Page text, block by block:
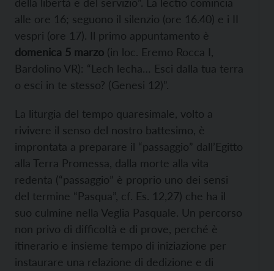
alle ore 16; seguono il silenzio (ore 16.40) e i II
vespri (ore 17). Il primo appuntamento è
domenica 5 marzo (in loc. Eremo Rocca I,
Bardolino VR): “Lech lecha… Esci dalla tua terra
o esci in te stesso? (Genesi 12)”.
La liturgia del tempo quaresimale, volto a
rivivere il senso del nostro battesimo, è
improntata a preparare il “passaggio” dall’Egitto
alla Terra Promessa, dalla morte alla vita
redenta (“passaggio” è proprio uno dei sensi
del termine “Pasqua”, cf. Es. 12,27) che ha il
suo culmine nella Veglia Pasquale. Un percorso
non privo di difficoltà e di prove, perché è
itinerario e insieme tempo di iniziazione per
instaurare una relazione di dedizione e di